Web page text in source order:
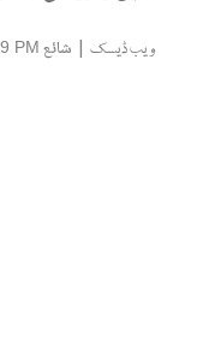
ویب ڈیسک | شائع PM